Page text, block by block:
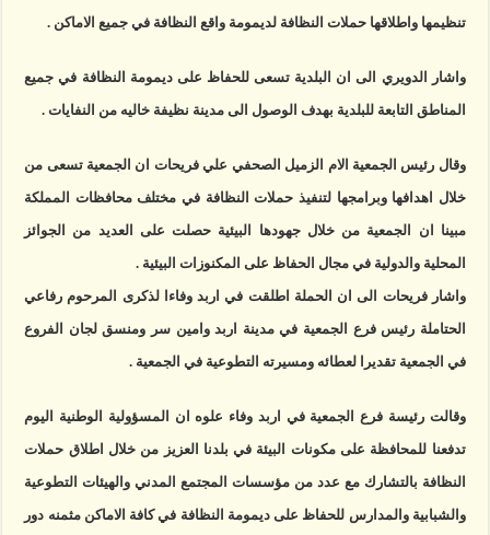
تنظيمها واطلاقها حملات النظافة لديمومة واقع النظافة في جميع الاماكن .
واشار الدويري الى ان البلدية تسعى للحفاظ على ديمومة النظافة في جميع
المناطق التابعة للبلدية بهدف الوصول الى مدينة نظيفة خاليه من النفايات .
وقال رئيس الجمعية الام الزميل الصحفي علي فريحات ان الجمعية تسعى من
خلال اهدافها وبرامجها لتنفيذ حملات النظافة في مختلف محافظات المملكة
مبينا ان الجمعية من خلال جهودها البيئية حصلت على العديد من الجوائز
المحلية والدولية في مجال الحفاظ على المكنوزات البيئية .
واشار فريحات الى ان الحملة اطلقت في اربد وفاءا لذكرى المرحوم رفاعي
الحتاملة رئيس فرع الجمعية في مدينة اربد وامين سر ومنسق لجان الفروع
في الجمعية تقديرا لعطائه ومسيرته التطوعية في الجمعية .
وقالت رئيسة فرع الجمعية في اربد وفاء علوه ان المسؤولية الوطنية اليوم
تدفعنا للمحافظة على مكونات البيئة في بلدنا العزيز من خلال اطلاق حملات
النظافة بالتشارك مع عدد من مؤسسات المجتمع المدني والهيئات التطوعية
والشبابية والمدارس للحفاظ على ديمومة النظافة في كافة الاماكن مثمنه دور